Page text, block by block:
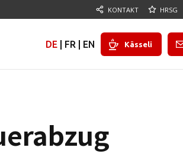
KONTAKT HRSG
DE FR EN Kässeli